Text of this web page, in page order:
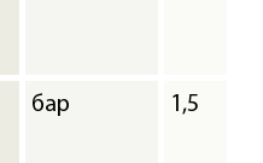
бар 1,5